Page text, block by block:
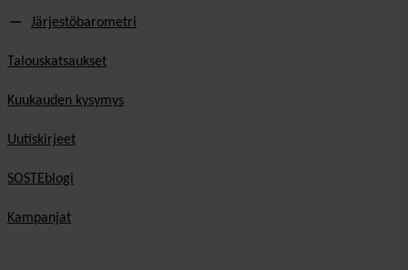
Järjestöbarometri
Talouskatsaukset
Kuukauden kysymys
Uutiskirjeet
SOSTEblogi
Kampanjat